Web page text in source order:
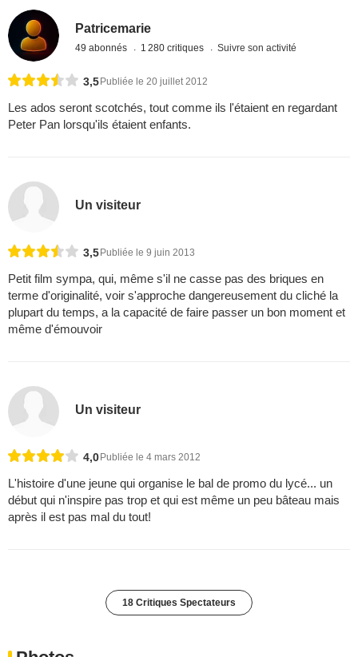
Patricemarie
49 abonnés 1 280 critiques Suivre son activité
3,5Publiée le 20 juillet 2012
Les ados seront scotchés, tout comme ils l'étaient en regardant
Peter Pan lorsqu'ils étaient enfants.
Un visiteur
3,5Publiée le 9 juin 2013
Petit film sympa, qui, même s'il ne casse pas des briques en
terme d'originalité, voir s'approche dangereusement du cliché la
plupart du temps, a la capacité de faire passer un bon moment et
même d'émouvoir
Un visiteur
4,0 Publiée le 4 mars 2012
L'histoire d'une jeune qui organise le bal de promo du lycé... un
début qui n'inspire pas trop et qui est même un peu bâteau mais
après il est pas mal du tout!
18 Critiques Spectateurs